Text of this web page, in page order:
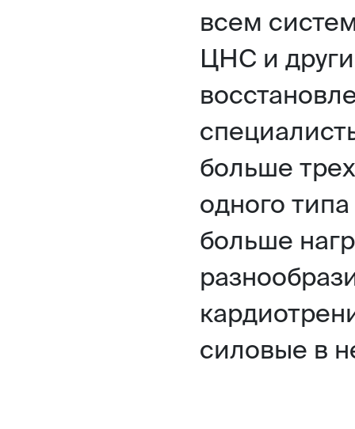
всем
ЦНС и
больше
одного
больше
силовые в